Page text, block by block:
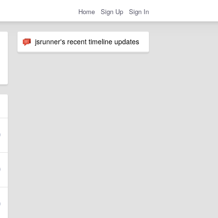
Home Sign Up Sign In
jsrunner's recent timeline updates